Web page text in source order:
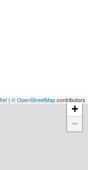
+
−
| © OpenStreetMapcontributors